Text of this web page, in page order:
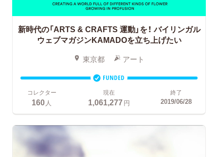
新時代の「ARTS & CRAFTS 運動」を！ バイリンガル
ウェブマガジンKAMADOを立ち上げたい
東京都 アート
FUNDED
コレクター
160 人
現在
1,061,277円
終了
2019/06/28